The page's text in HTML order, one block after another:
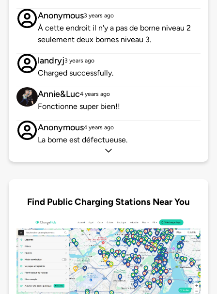
Anonymous3 years ago
À cette endroit il n'y a pas de borne niveau 2
seulement deux bornes niveau 3.
landryj3 years ago
Charged successfully.
Annie&Luc4 years ago
Fonctionne super bien!!
Anonymous4 years ago
La borne est défectueuse.
Find Public Charging Stations Near You